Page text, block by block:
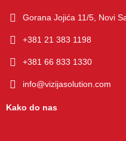
Gorana Jojića 11/5, Novi
+381 21 383 1198
+381 66 833 1330
info@vizijasolution.com
Kako do nas